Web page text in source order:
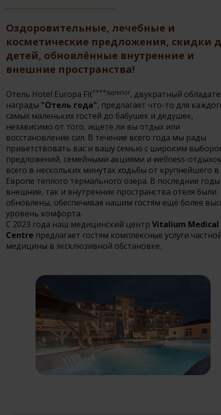
Оздоровительные, лечебные и
косметические предложения, скидки
детей, обновлённые внутренние и
внешние пространства!
Отель Hotel Europa Fit****superior, двукратный
награды "Отель года", предлагает что-то для
самых маленьких гостей до бабушек и дедушек,
независимо от того, ищете ли вы отдых или
восстановление сил. В течение всего года мы рады
приветствовать вас и вашу семью с широким
предложений, семейными акциями и wellness-
всего в нескольких минутах ходьбы от крупнейшего в
Европе тёплого термального озера. В последние
внешние, так и внутренние пространства отеля были
обновлены, обеспечивая нашим гостям ещё более
уровень комфорта.
С 2023 года наш медицинский центр Vitalium Medical
Centre предлагает гостям комплексные услуги
медицины в эксклюзивной обстановке.